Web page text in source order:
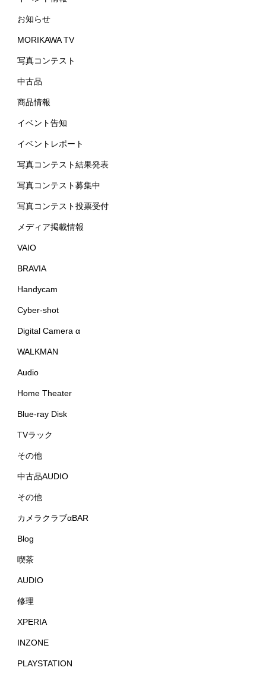
お知らせ
MORIKAWA TV
写真コンテスト
中古品
商品情報
イベント告知
イベントレポート
写真コンテスト結果発表
写真コンテスト募集中
写真コンテスト投票受付
メディア掲載情報
VAIO
BRAVIA
Handycam
Cyber-shot
Digital Camera α
WALKMAN
Audio
Home Theater
Blue-ray Disk
TVラック
その他
中古品AUDIO
その他
カメラクラブαBAR
Blog
喫茶
AUDIO
修理
XPERIA
INZONE
PLAYSTATION